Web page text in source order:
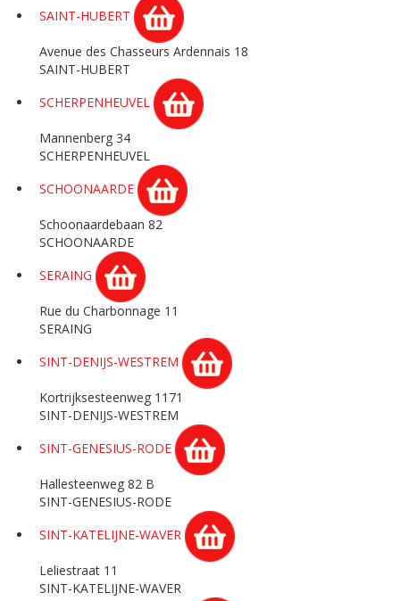
SAINT-HUBERT
Avenue des Chasseurs Ardennais 18
SAINT-HUBERT
SCHERPENHEUVEL
Mannenberg 34
SCHERPENHEUVEL
SCHOONAARDE
Schoonaardebaan 82
SCHOONAARDE
SERAING
Rue du Charbonnage 11
SERAING
SINT-DENIJS-WESTREM
Kortrijksesteenweg 1171
SINT-DENIJS-WESTREM
SINT-GENESIUS-RODE
Hallesteenweg 82 B
SINT-GENESIUS-RODE
SINT-KATELIJNE-WAVER
Leliestraat 11
SINT-KATELIJNE-WAVER